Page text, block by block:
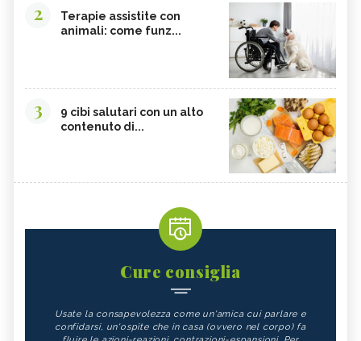
2
Terapie assistite con
animali: come funz...
3
9 cibi salutari con un alto
contenuto di...
Cure consiglia
Usate la consapevolezza come un'amica cui parlare e
confidarsi, un'ospite che in casa (ovvero nel corpo) fa